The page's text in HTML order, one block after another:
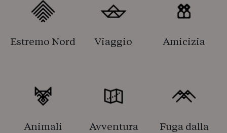
Estremo Nord Viaggio Amicizia
Animali Avventura
Fuga dalla